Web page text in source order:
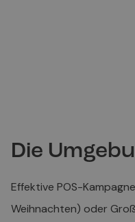
Die
Effektive POS-
Weihnachten) oder